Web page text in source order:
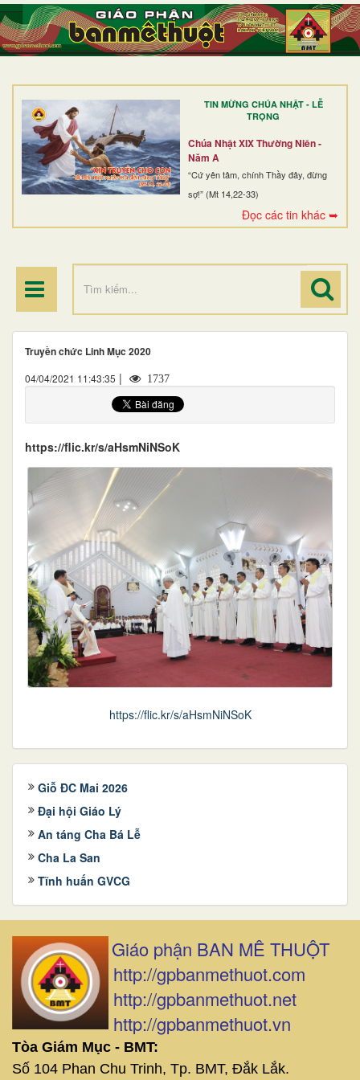
TIN MỪNG CHÚA NHẬT - LỄ
TRỌNG
Chúa Nhật XIX Thường Niên -
Năm A
“Cứ yên tâm, chính Thầy đây, đừng
sợ!” (Mt 14,22-33)
Đọc các tin khác ➥
TRANG NHẤT
GIỚI THIỆU
DÒNG TU
BAN MỤC VỤ
ĐOÀN THỂ CG
Truyền chức Linh Mục 2020
04/04/2021 11:43:35 | 1737
https://flic.kr/s/aHsmNiNSoK
https://flic.kr/s/aHsmNiNSoK
Giỗ ĐC Mai 2026
Đại hội Giáo Lý
An táng Cha Bá Lễ
Cha La San
Tĩnh huấn GVCG
Giáo phận BAN MÊ THUỘT
http://gpbanmethuot.com
http://gpbanmethuot.net
http://gpbanmethuot.vn
Tòa Giám Mục - BMT:
Số 104 Phan Chu Trinh, Tp. BMT, Đắk Lắk.